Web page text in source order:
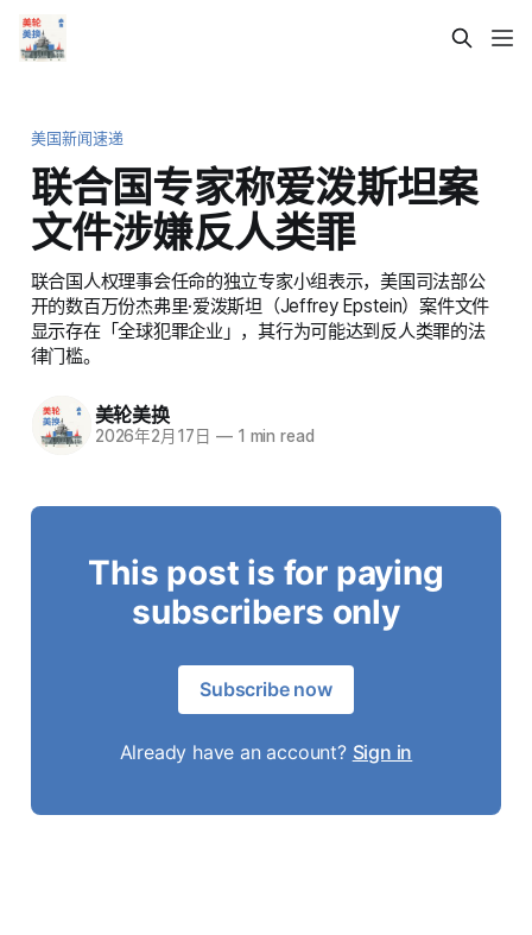
美国新闻速递
联合国专家称爱泼斯坦案
文件涉嫌反人类罪
联合国人权理事会任命的独立专家小组表示，美国司法部公
开的数百万份杰弗里·爱泼斯坦（Jeffrey Epstein）案件文件
显示存在「全球犯罪企业」，其行为可能达到反人类罪的法
律门槛。
美轮美换
2026年2月17日 —1 min read
This post is for paying
subscribers only
Subscribe now
Already have an account? Sign in